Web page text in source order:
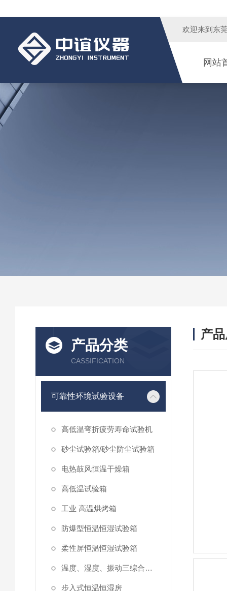
欢迎来到 东
网站
产品分类
CASSIFICATION
可靠性环境试验设备
高低温弯折疲劳寿命试验机
砂尘试验箱/砂尘防尘试验箱
电热鼓风恒温干燥箱
高低温试验箱
工业 高温烘烤箱
防爆型恒温恒湿试验箱
柔性屏恒温恒湿试验箱
温度、湿度、振动三综合试验箱
步入式恒温恒湿房
产